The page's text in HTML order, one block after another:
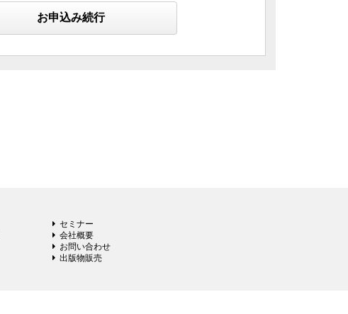
お申込み続行
セミナー
会社概要
お問い合わせ
出版物販売